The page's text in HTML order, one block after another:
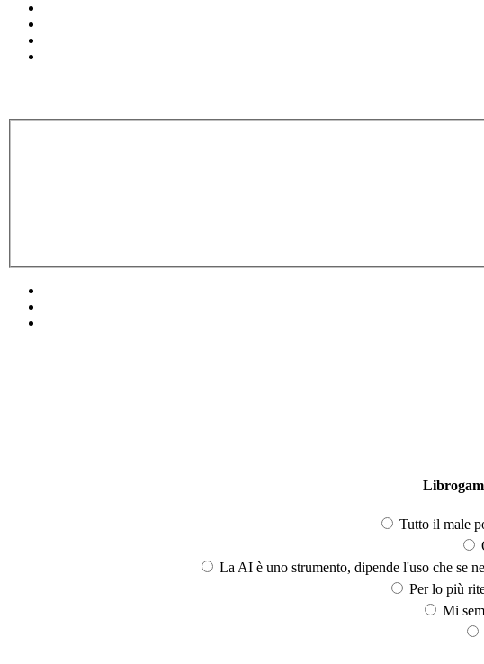
Tutto il male
La AI è uno strumento, dipende l'uso che se
Per lo più
Mi